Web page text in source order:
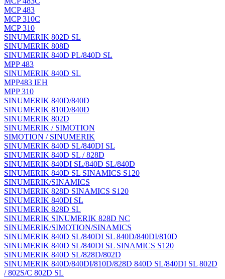
MCP 483
MCP 310C
MCP 310
SINUMERIK 802D SL
SINUMERIK 808D
SINUMERIK 840D PL/840D SL
MPP 483
SINUMERIK 840D SL
MPP483 IEH
MPP 310
SINUMERIK 840D/840D
SINUMERIK 810D/840D
SINUMERIK 802D
SINUMERIK / SIMOTION
SIMOTION / SINUMERIK
SINUMERIK 840D SL/840DI SL
SINUMERIK 840D SL / 828D
SINUMERIK 840DI SL/840D SL/840D
SINUMERIK 840D SL SINAMICS S120
SINUMERIK/SINAMICS
SINUMERIK 828D SINAMICS S120
SINUMERIK 840DI SL
SINUMERIK 828D SL
SINUMERIK SINUMERIK 828D NC
SINUMERIK/SIMOTION/SINAMICS
SINUMERIK 840D SL/840DI SL 840D/840DI/810D
SINUMERIK 840D SL/840DI SL SINAMICS S120
SINUMERIK 840D SL/828D/802D
SINUMERIK 840D/840DI/810D/828D 840D SL/840DI SL 802D
/ 802S/C 802D SL